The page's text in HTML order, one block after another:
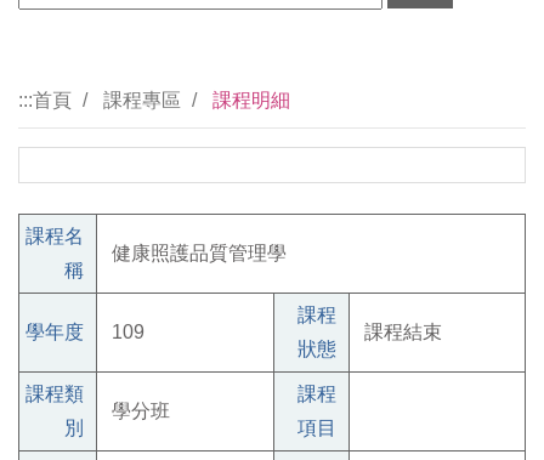
:::首頁 課程專區 課程明細
課程名
稱
健康照護品質管理學
學年度 109
課程
狀態
課程結束
課程類
別
學分班
課程
項目